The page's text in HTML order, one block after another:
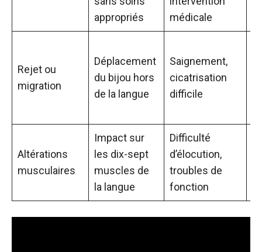
appropriés
médicale
Rejet ou
migration
Déplacement
du bijou hors
de la langue
Saignement,
cicatrisation
difficile
Altérations
musculaires
Impact sur
les dix-sept
muscles de
la langue
Difficulté
d’élocution,
troubles de
fonction